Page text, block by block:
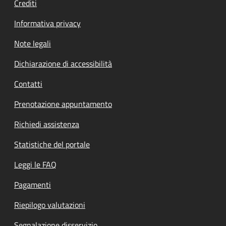
Crediti
Informativa privacy
Note legali
Dichiarazione di accessibilità
Contatti
Prenotazione appuntamento
Richiedi assistenza
Statistiche del portale
Leggi le FAQ
Pagamenti
Riepilogo valutazioni